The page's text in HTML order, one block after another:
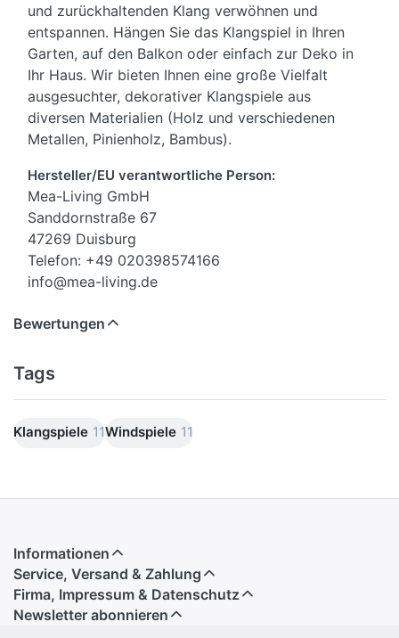
und zurückhaltenden Klang verwöhnen und
entspannen. Hängen Sie das Klangspiel in Ihren
Garten, auf den Balkon oder einfach zur Deko in
Ihr Haus. Wir bieten Ihnen eine große Vielfalt
ausgesuchter, dekorativer Klangspiele aus
diversen Materialien (Holz und verschiedenen
Metallen, Pinienholz, Bambus).
Hersteller/EU verantwortliche Person:
Mea-Living GmbH
Sanddornstraße 67
47269 Duisburg
Telefon: +49 020398574166
info@mea-living.de
Bewertungen
Tags
Klangspiele 11Windspiele 11
Informationen
Service, Versand & Zahlung
Firma, Impressum & Datenschutz
Newsletter abonnieren